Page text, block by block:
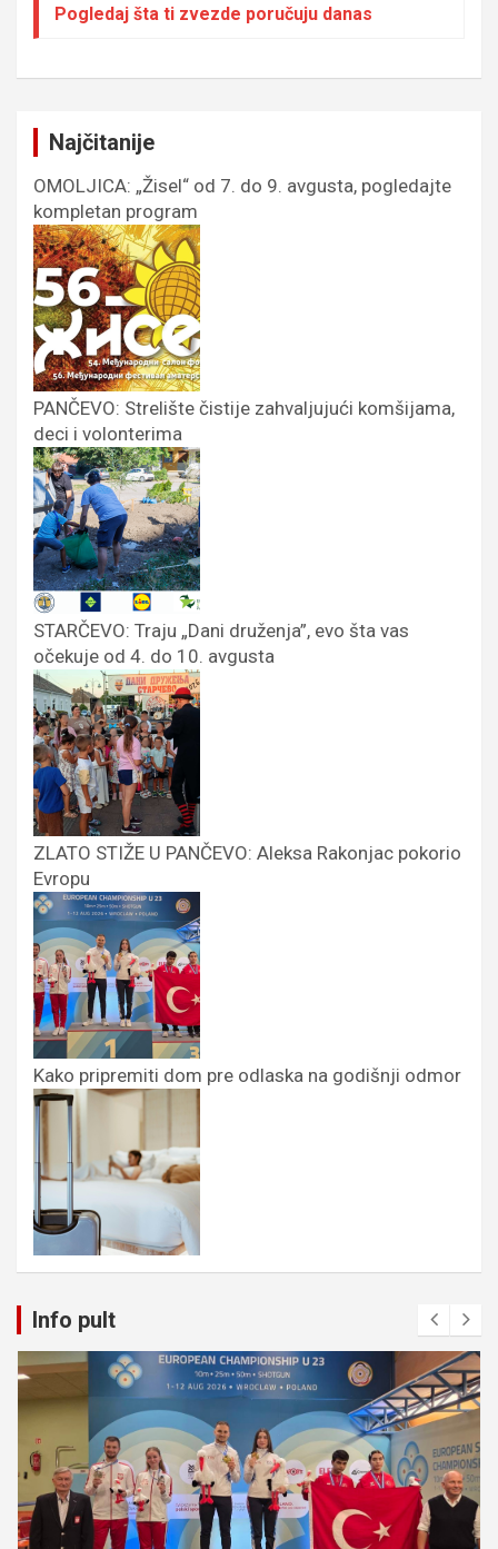
Pogledaj šta ti zvezde poručuju danas
Najčitanije
OMOLJICA: „Žisel“ od 7. do 9. avgusta, pogledajte
kompletan program
PANČEVO: Strelište čistije zahvaljujući komšijama,
deci i volonterima
STARČEVO: Traju „Dani druženja”, evo šta vas
očekuje od 4. do 10. avgusta
ZLATO STIŽE U PANČEVO: Aleksa Rakonjac pokorio
Evropu
Kako pripremiti dom pre odlaska na godišnji odmor
Info pult